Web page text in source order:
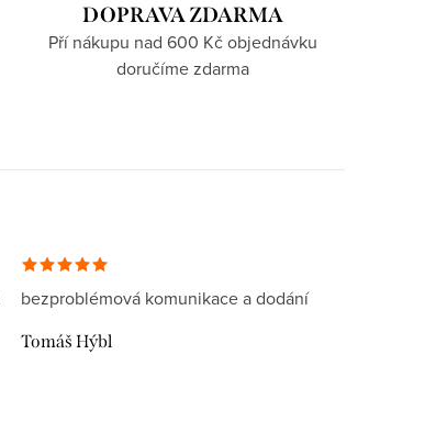
DOPRAVA ZDARMA
Pří nákupu nad 600 Kč objednávku
doručíme zdarma
bezproblémová komunikace a dodání
Tomáš Hýbl